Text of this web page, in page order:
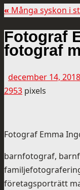
« Många syskon i
Fotograf
fotograf
december 14, 2018
2953 pixels
Fotograf Emma
barnfotograf,
företagsporträtt